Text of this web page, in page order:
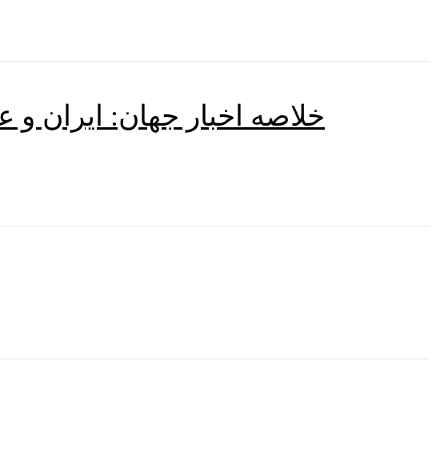
خلاصه اخبار جهان: ایران